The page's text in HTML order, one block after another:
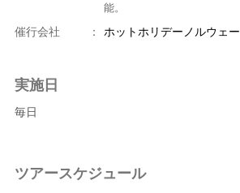
能。
催行会社 ： ホットホリデーノルウェー
実施日
毎日
ツアースケジュール